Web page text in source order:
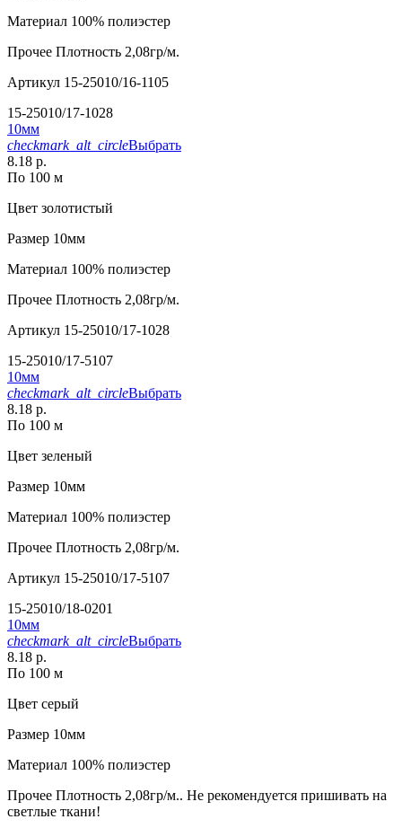
Материал 100% полиэстер
Прочее Плотность 2,08гр/м.
Артикул 15-25010/16-1105
15-25010/17-1028
10мм
checkmark_alt_circleВыбрать
8.18 р.
По 100 м
Цвет золотистый
Размер 10мм
Материал 100% полиэстер
Прочее Плотность 2,08гр/м.
Артикул 15-25010/17-1028
15-25010/17-5107
10мм
checkmark_alt_circleВыбрать
8.18 р.
По 100 м
Цвет зеленый
Размер 10мм
Материал 100% полиэстер
Прочее Плотность 2,08гр/м.
Артикул 15-25010/17-5107
15-25010/18-0201
10мм
checkmark_alt_circleВыбрать
8.18 р.
По 100 м
Цвет серый
Размер 10мм
Материал 100% полиэстер
Прочее Плотность 2,08гр/м.. Не рекомендуется пришивать на
светлые ткани!